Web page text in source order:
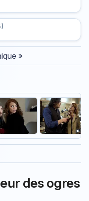
»
des ogres